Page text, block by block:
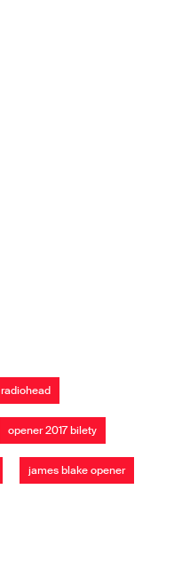
radiohead
opener 2017 bilety
james blake opener